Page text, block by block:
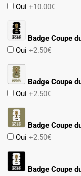
Oui +10.00€
Badge Coupe
Oui +2.50€
Badge Coupe
Oui +2.50€
Badge Coupe
Oui +2.50€
Badge Coupe